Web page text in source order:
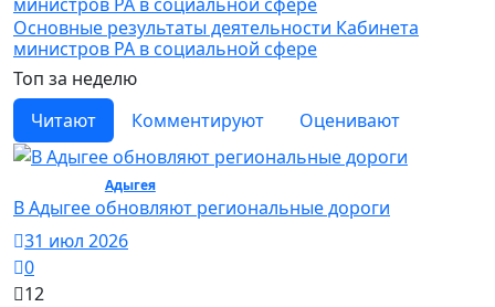
Основные результаты деятельности Кабинета
министров РА в социальной сфере
Топ за неделю
Читают
Комментируют Оценивают
Адыгея/ Общество
В Адыгее обновляют региональные дороги
31 июл 2026
0
12